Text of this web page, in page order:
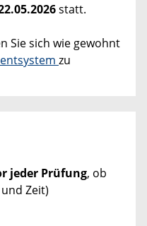
statt.
Sie sich wie gewohnt
zu
jeder Prüfung, ob
Zeit)